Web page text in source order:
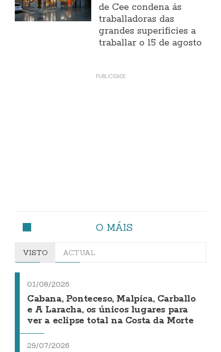
de Cee condena ás
traballadoras das
grandes superificies a
traballar o 15 de agosto
O MÁIS
VISTO ACTUAL
01/08/2026
Cabana, Ponteceso, Malpica, Carballo
e A Laracha, os únicos lugares para
ver a eclipse total na Costa da Morte
29/07/2026